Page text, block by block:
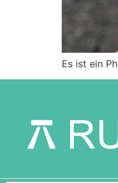
Es ist ein